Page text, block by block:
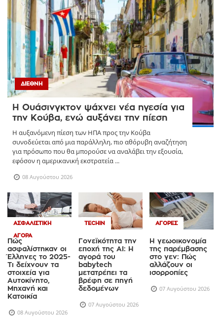
ΔΙΕΘΝΉ
Η Ουάσινγκτον ψάχνει νέα ηγεσία για
την Κούβα, ενώ αυξάνει την πίεση
Η αυξανόμενη πίεση των ΗΠΑ προς την Κούβα
συνοδεύεται από μια παράλληλη, πιο αθόρυβη αναζήτηση
για πρόσωπο που θα μπορούσε να αναλάβει την εξουσία,
εφόσον η αμερικανική εκστρατεία ...
08 Αυγούστου 2026
ΑΣΦΑΛΙΣΤΙΚΉ
ΑΓΟΡΆ
Πώς
ασφαλίστηκαν οι
Έλληνες το 2025-
Τι δείχνουν τα
στοιχεία για
Αυτοκίνητο,
Μηχανή και
Κατοικία
08 Αυγούστου 2026
TECHIN
Γονεϊκότητα την
εποχή της AI: Η
αγορά του
babytech
μετατρέπει τα
βρέφη σε πηγή
δεδομένων
07 Αυγούστου 2026
ΑΓΟΡΈΣ
Η γεωοικονομία
της παρέμβασης
στο γεν: Πώς
αλλάζουν οι
ισορροπίες
07 Αυγούστου 2026